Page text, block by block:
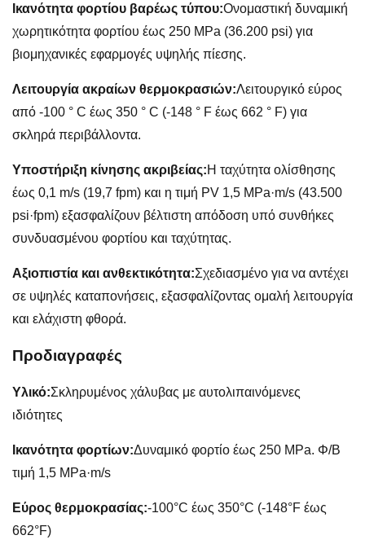
Ικανότητα φορτίου βαρέως τύπου:Ονομαστική δυναμική
χωρητικότητα φορτίου έως 250 MPa (36.200 psi) για
βιομηχανικές εφαρμογές υψηλής πίεσης.
Λειτουργία ακραίων θερμοκρασιών:Λειτουργικό εύρος
από -100 ° C έως 350 ° C (-148 ° F έως 662 ° F) για
σκληρά περιβάλλοντα.
Υποστήριξη κίνησης ακριβείας:Η ταχύτητα ολίσθησης
έως 0,1 m/s (19,7 fpm) και η τιμή PV 1,5 MPa·m/s (43.500
psi·fpm) εξασφαλίζουν βέλτιστη απόδοση υπό συνθήκες
συνδυασμένου φορτίου και ταχύτητας.
Αξιοπιστία και ανθεκτικότητα:Σχεδιασμένο για να αντέχει
σε υψηλές καταπονήσεις, εξασφαλίζοντας ομαλή λειτουργία
και ελάχιστη φθορά.
Προδιαγραφές
Υλικό:Σκληρυμένος χάλυβας με αυτολιπαινόμενες
ιδιότητες
Ικανότητα φορτίων:Δυναμικό φορτίο έως 250 MPa. Φ/Β
τιμή 1,5 MPa·m/s
Εύρος θερμοκρασίας:-100°C έως 350°C (-148°F έως
662°F)